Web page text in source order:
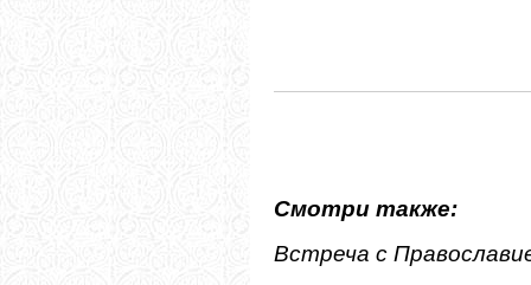
Смотри также:
Встреча с